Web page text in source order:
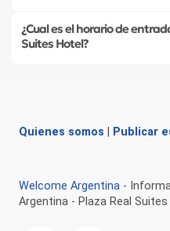
¿Cual es el horario de
Suites Hotel?
Quienes somos Publicar
Welcome Argentina -
Argentina - Plaza Real